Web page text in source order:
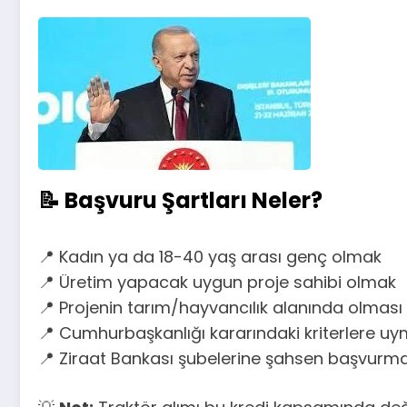
📝 Başvuru Şartları Neler?
📍 Kadın ya da 18-40 yaş arası genç olmak
📍 Üretim yapacak uygun proje sahibi olmak
📍 Projenin tarım/hayvancılık alanında olması
📍 Cumhurbaşkanlığı kararındaki kriterlere
📍 Ziraat Bankası şubelerine şahsen